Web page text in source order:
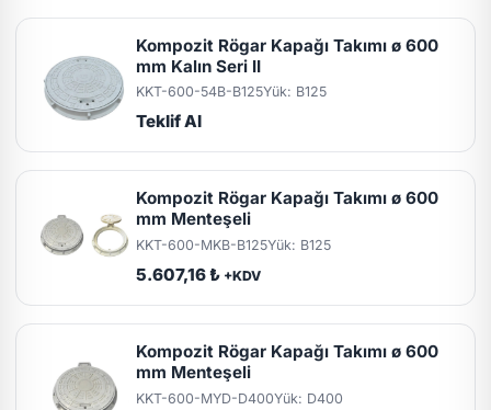
Kompozit Rögar Kapağı Takımı ø 600
mm Kalın Seri II
KKT-600-54B-B125Yük: B125
Teklif Al
Kompozit Rögar Kapağı Takımı ø 600
mm Menteşeli
KKT-600-MKB-B125Yük: B125
5.607,16 ₺ +KDV
Kompozit Rögar Kapağı Takımı ø 600
mm Menteşeli
KKT-600-MYD-D400Yük: D400